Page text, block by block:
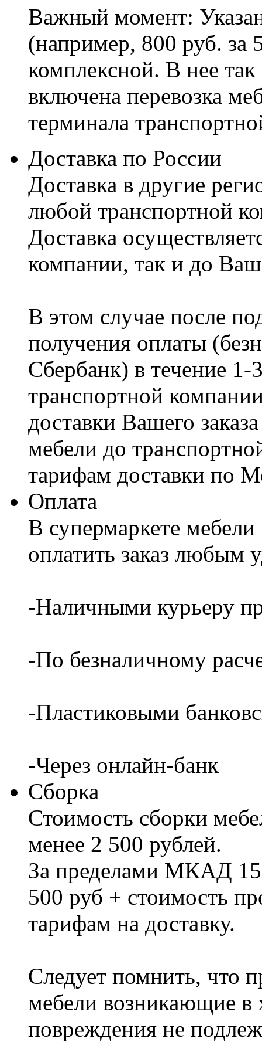
Важный момент:
(например, 800 руб. за
комплексной. В нее
включена перевозка
терминала
Доставка по России
Доставка в другие
любой транспортной
Доставка
компании, так и до
В этом случае после
получения оплаты
Сбербанк) в течение
транспортной
доставки Вашего
мебели до
тарифам доставки по
Оплата
В супермаркете
оплатить заказ любым
-Наличными курьеру
-По безналичному
-Пластиковыми
-Через онлайн-банк
Сборка
Стоимость сборки
менее 2 500 рублей.
За пределами МКАД
500 руб + стоимость
тарифам на доставку.
Следует помнить, что
мебели возникающие в
повреждения не